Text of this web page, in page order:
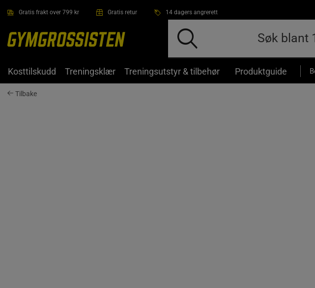
Gratis frakt over 799 kr Gratis retur 14 dagers angrerett
Kosttilskudd Treningsklær Treningsutstyr & tilbehør Produktguide
Tilbake